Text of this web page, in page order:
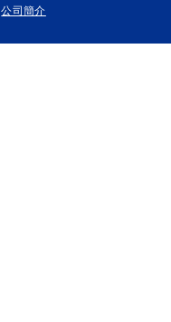
公司簡介